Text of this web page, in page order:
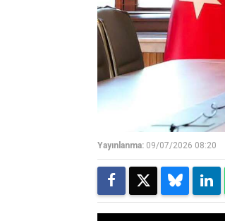
Yayınlanma: 09/07/2026 08:20